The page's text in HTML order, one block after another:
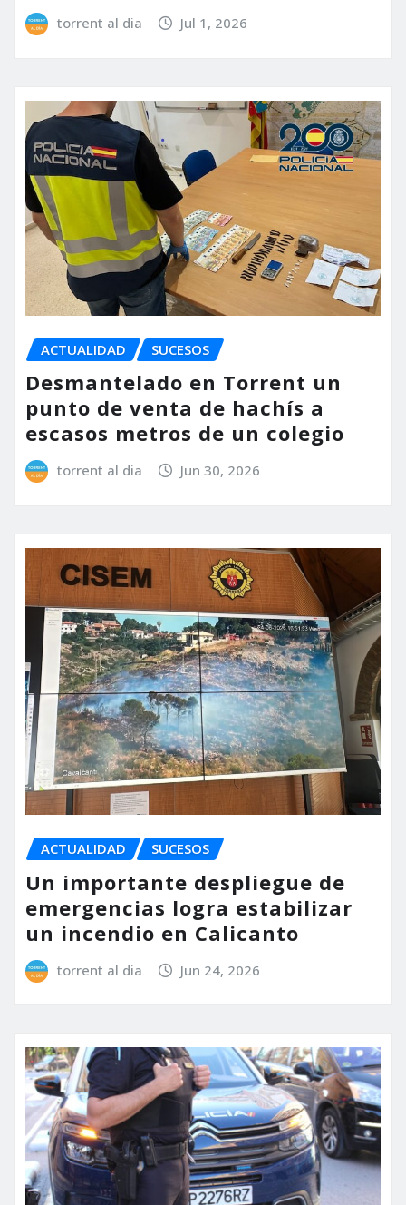
torrent al dia Jul 1, 2026
ACTUALIDAD SUCESOS
Desmantelado en Torrent un
punto de venta de hachís a
escasos metros de un colegio
torrent al dia Jun 30, 2026
ACTUALIDAD SUCESOS
Un importante despliegue de
emergencias logra estabilizar
un incendio en Calicanto
torrent al dia Jun 24, 2026